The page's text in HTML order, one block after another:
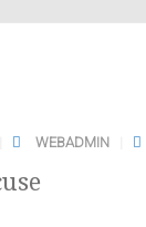
WEBADMIN